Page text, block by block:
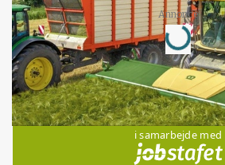
Annonce
Loading...
Jobs
i samarbejde med